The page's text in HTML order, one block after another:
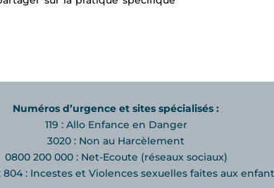
Numéros d’urgence et sites spécialisés :
119 : Allo Enfance en Danger
3020 : Non au Harcèlement
0800 200 000 : Net-Ecoute (réseaux sociaux)
804 : Incestes et Violences sexuelles faites aux